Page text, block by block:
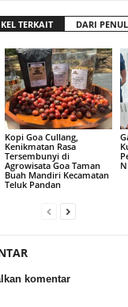
TERKAIT DARI
Kopi Goa Cullang,
Kenikmatan Rasa
Tersembunyi di
Agrowisata Goa Taman
Buah Mandiri Kecamatan
Teluk Pandan
komentar